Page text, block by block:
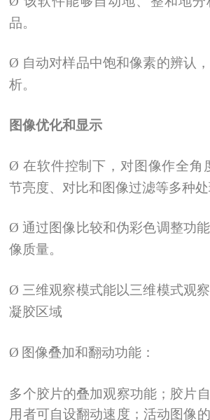
品。
Ø 自动对样品中饱和像素的辨认
析。
图像优化和显示
Ø 在软件控制下，对图像作全角
节亮度、对比和图像过滤等多种处
Ø 通过图像比较和伪彩色调整功
像质量。
Ø 三维观察模式能以三维模式观
凝胶区域
Ø 图像叠加和翻动功能：
多个胶片的叠加观察功能；胶片
用者可自设翻动速度；活动图像